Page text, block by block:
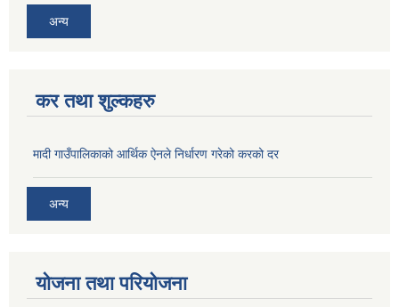
अन्य
कर तथा शुल्कहरु
मादी गाउँपालिकाको आर्थिक ऐनले निर्धारण गरेको करको दर
अन्य
योजना तथा परियोजना